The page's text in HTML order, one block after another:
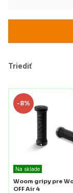
Triediť
-8%
Na sklade
Woom gripy pre
OFF Air 4